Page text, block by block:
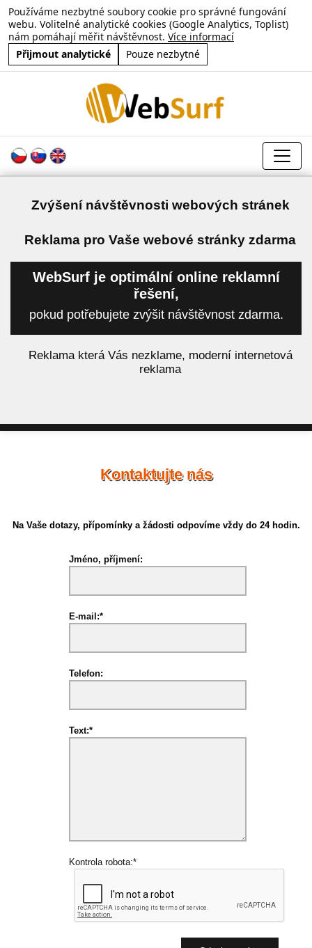
Používáme nezbytné soubory cookie pro správné fungování
webu. Volitelné analytické cookies (Google Analytics, Toplist)
nám pomáhají měřit návštěvnost. Více informací
Přijmout analytické
Pouze nezbytné
Zvýšení návštěvnosti webových stránek
Reklama pro Vaše webové stránky zdarma
WebSurf je optimální online reklamní
řešení,
pokud potřebujete zvýšit návštěvnost zdarma.
Reklama která Vás nezklame, moderní internetová
reklama
Kontaktujte nás
Na Vaše dotazy, přípomínky a žádosti odpovíme vždy do 24 hodin.
Jméno, příjmení:
E-mail:*
Telefon:
Text:*
Kontrola robota:*